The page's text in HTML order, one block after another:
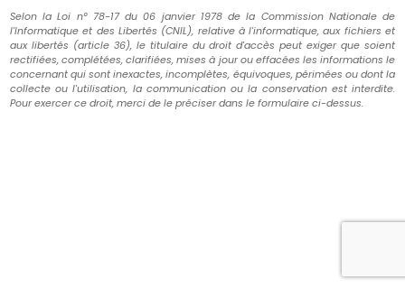
Selon la Loi n° 78-17 du 06 janvier 1978 de la Commission Nationale de
l'Informatique et des Libertés (CNIL), relative à l'informatique, aux fichiers et
aux libertés (article 36), le titulaire du droit d'accès peut exiger que soient
rectifiées, complétées, clarifiées, mises à jour ou effacées les informations le
concernant qui sont inexactes, incomplètes, équivoques, périmées ou dont la
collecte ou l'utilisation, la communication ou la conservation est interdite.
Pour exercer ce droit, merci de le préciser dans le formulaire ci-dessus.